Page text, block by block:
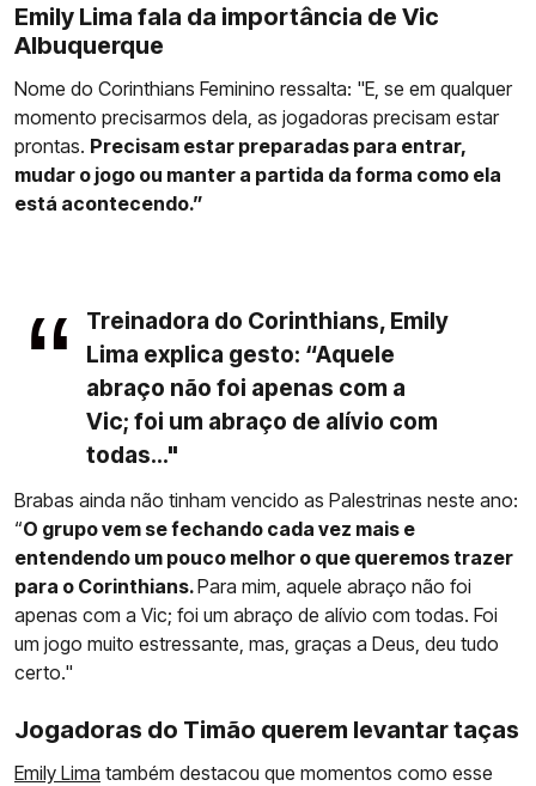
Emily Lima fala da importância de Vic
Albuquerque
Nome do Corinthians Feminino ressalta: "E, se em qualquer
momento precisarmos dela, as jogadoras precisam estar
prontas. Precisam estar preparadas para entrar,
mudar o jogo ou manter a partida da forma como ela
está acontecendo.”
Treinadora do Corinthians, Emily
Lima explica gesto: “Aquele
abraço não foi apenas com a
Vic; foi um abraço de alívio com
todas..."
Brabas ainda não tinham vencido as Palestrinas neste ano:
“O grupo vem se fechando cada vez mais e
entendendo um pouco melhor o que queremos trazer
para o Corinthians.Para mim, aquele abraço não foi
apenas com a Vic; foi um abraço de alívio com todas. Foi
um jogo muito estressante, mas, graças a Deus, deu tudo
certo."
Jogadoras do Timão querem levantar taças
Emily Lima também destacou que momentos como esse